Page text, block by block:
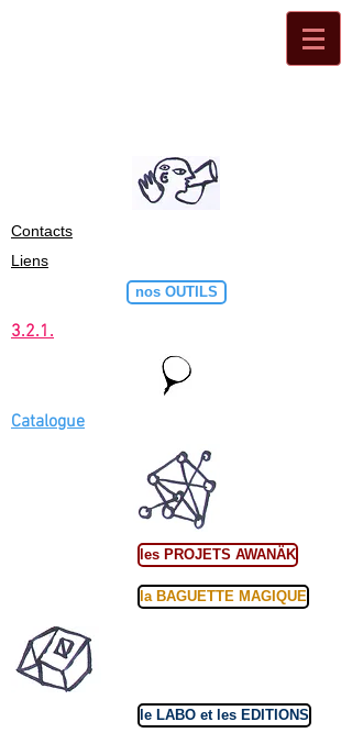
Contacts
Liens
3.2.1.
Catalogue
le LABO et les EDITIONS
les PROJETS AWANÄK
la BAGUETTE MAGIQUE
nos OUTILS